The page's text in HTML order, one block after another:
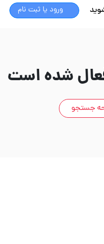
ورود یا ثبت نام
شده است
جستجو